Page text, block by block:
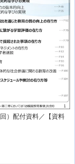
）配付資料／【資料